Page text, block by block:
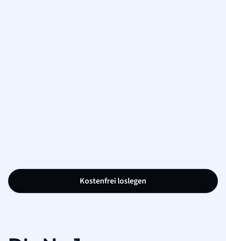
Kostenfrei loslegen